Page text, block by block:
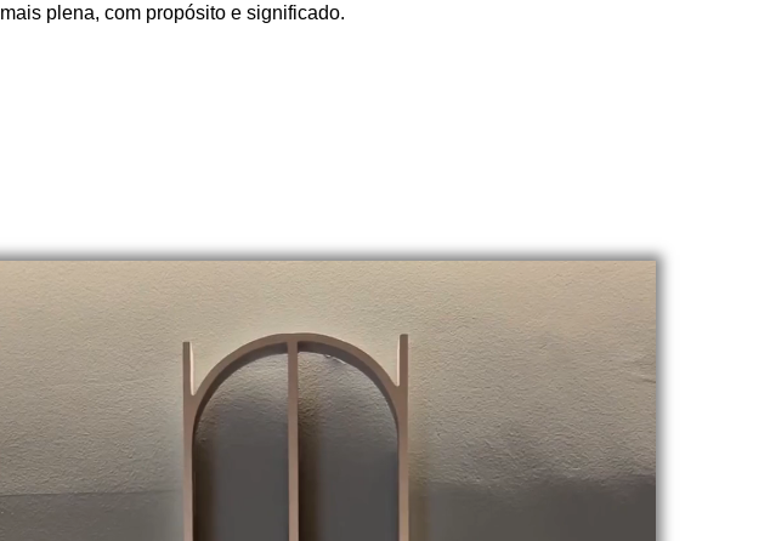
mais plena, com propósito e significado.